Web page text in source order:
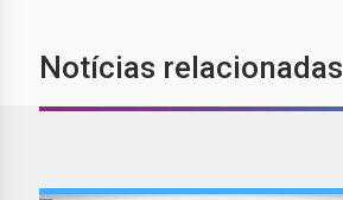
Notícias relacionadas